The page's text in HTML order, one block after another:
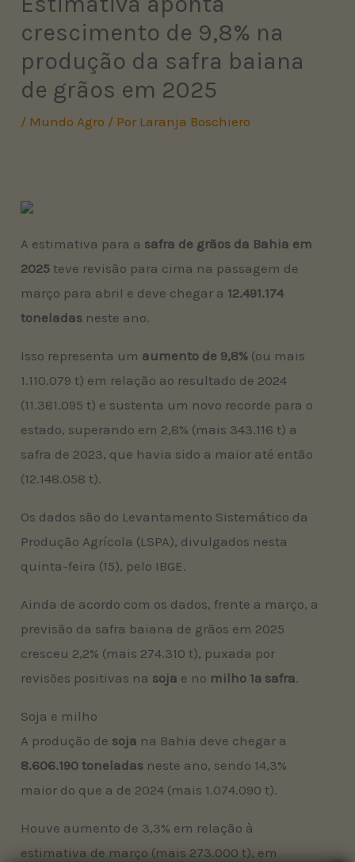
crescimento de 9,8% na
produção da safra baiana
de grãos em 2025
/ Mundo Agro / Por Laranja Boschiero
A estimativa para a safra de grãos da Bahia em
2025 teve revisão para cima na passagem de
março para abril e deve chegar a 12.491.174
toneladas neste ano.
Isso representa um aumento de 9,8% (ou mais
1.110.079 t) em relação ao resultado de 2024
(11.381.095 t) e sustenta um novo recorde para o
estado, superando em 2,8% (mais 343.116 t) a
safra de 2023, que havia sido a maior até então
(12.148.058 t).
Os dados são do Levantamento Sistemático da
Produção Agrícola (LSPA), divulgados nesta
quinta-feira (15), pelo IBGE.
Ainda de acordo com os dados, frente a março, a
previsão da safra baiana de grãos em 2025
cresceu 2,2% (mais 274.310 t), puxada por
revisões positivas na soja e no milho 1ª safra.
Soja e milho
A produção de soja na Bahia deve chegar a
8.606.190 toneladas neste ano, sendo 14,3%
maior do que a de 2024 (mais 1.074.090 t).
Houve aumento de 3,3% em relação à
estimativa de março (mais 273.000 t), em